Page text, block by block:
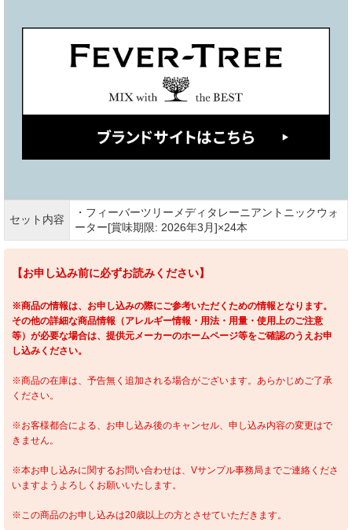
セット内容
・フィーバーツリーメディタレーニアントニックウォ
ーター[賞味期限: 2026年3月]×24本
【お申し込み前に必ずお読みください】
※商品の情報は、お申し込みの際にご参考いただくための情報となります。
その他の詳細な商品情報（アレルギー情報・用法・用量・使用上のご注意
等）が必要な場合は、提供元メーカーのホームページ等をご確認のうえお申
し込みください。
※商品の在庫は、予告無く追加される場合がございます。あらかじめご了承
ください。
※お客様都合による、お申し込み後のキャンセル、申し込み内容の変更はで
きません。
※本お申し込みに関するお問い合わせは、Vサンプル事務局までご連絡くださ
いますようよろしくお願いいたします。
※この商品のお申し込みは20歳以上の方とさせていただきます。